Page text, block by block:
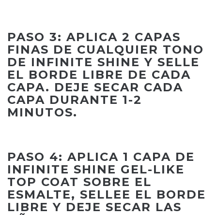
PASO 3: APLICA 2 CAPAS
FINAS DE CUALQUIER TONO
DE INFINITE SHINE Y SELLE
EL BORDE LIBRE DE CADA
CAPA. DEJE SECAR CADA
CAPA DURANTE 1-2
MINUTOS.
PASO 4: APLICA 1 CAPA DE
INFINITE SHINE GEL-LIKE
TOP COAT SOBRE EL
ESMALTE, SELLEE EL BORDE
LIBRE Y DEJE SECAR LAS